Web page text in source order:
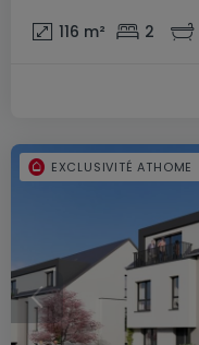
116 m² 2
EXCLUSIVITÉ ATHOME